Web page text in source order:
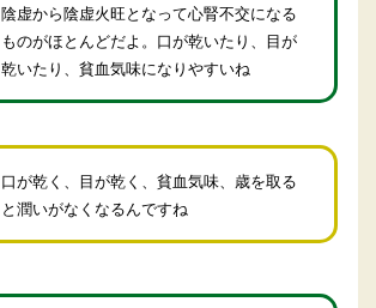
陰虚から陰虚火旺となって心腎不交になる
ものがほとんどだよ。口が乾いたり、目が
乾いたり、貧血気味になりやすいね
口が乾く、目が乾く、貧血気味、歳を取る
と潤いがなくなるんですね